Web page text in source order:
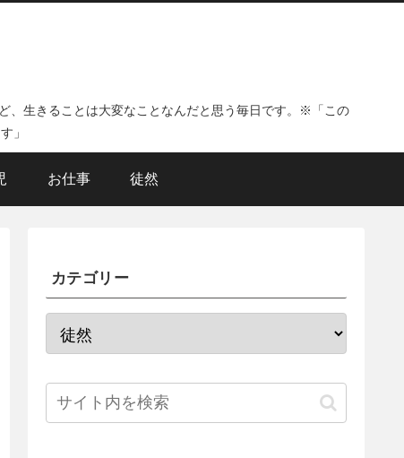
、生きることは大変なことなんだと思う毎日です。※「この
」
お仕事 徒然
カテゴリー